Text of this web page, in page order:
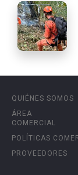
QUIÉNES SOMOS
ÁREA
COMERCIAL
POLÍTICAS
PROVEEDORES